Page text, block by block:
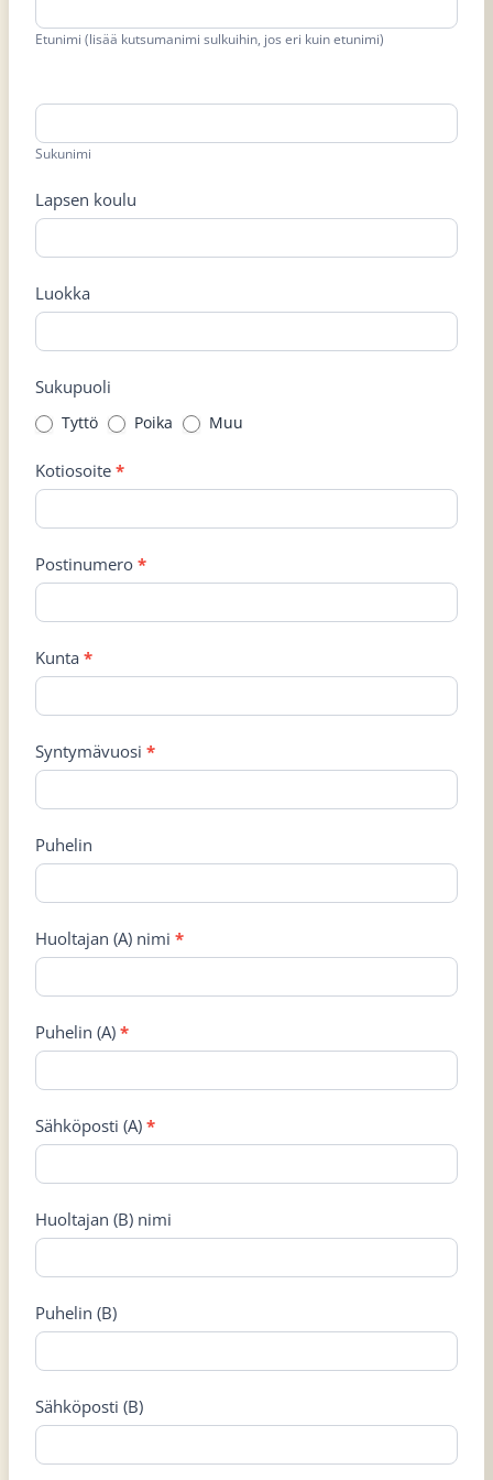
Etunimi (lisää kutsumanimi sulkuihin, jos eri kuin etunimi)
Sukunimi
Lapsen koulu
Luokka
Sukupuoli
Tyttö Poika Muu
Kotiosoite *
Postinumero *
Kunta *
Syntymävuosi *
Puhelin
Huoltajan (A) nimi *
Puhelin (A) *
Sähköposti (A) *
Huoltajan (B) nimi
Puhelin (B)
Sähköposti (B)